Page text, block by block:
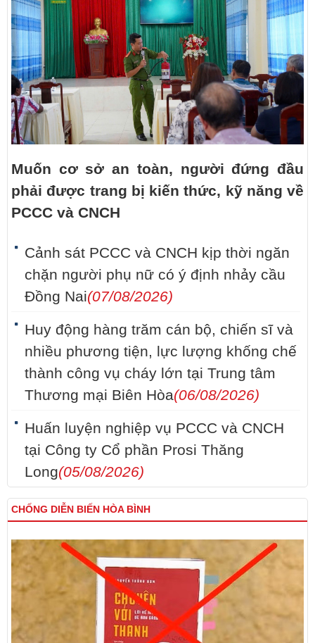
Muốn cơ sở an toàn, người đứng đầu
phải được trang bị kiến thức, kỹ năng về
PCCC và CNCH
Cảnh sát PCCC và CNCH kịp thời ngăn
chặn người phụ nữ có ý định nhảy cầu
Đồng Nai(07/08/2026)
Huy động hàng trăm cán bộ, chiến sĩ và
nhiều phương tiện, lực lượng khống chế
thành công vụ cháy lớn tại Trung tâm
Thương mại Biên Hòa(06/08/2026)
Huấn luyện nghiệp vụ PCCC và CNCH
tại Công ty Cổ phần Prosi Thăng
Long(05/08/2026)
CHỐNG DIỄN BIẾN HÒA BÌNH